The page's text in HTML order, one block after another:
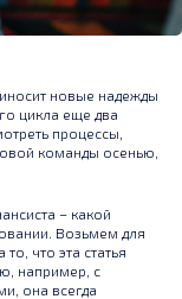
новые надежды
цикла еще два
процессы,
команды осенью,
– какой
Возьмем для
что эта статья
например, с
она всегда